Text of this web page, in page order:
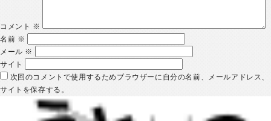
コメント ※
名前 ※
メール ※
サイト
次回のコメントで使用するためブラウザーに自分の名前、メールアドレス、
サイトを保存する。